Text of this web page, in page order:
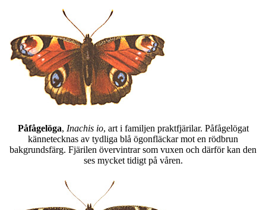
Påfågelöga, Inachis io, art i familjen praktfjärilar. Påfågelögat
kännetecknas av tydliga blå ögonfläckar mot en rödbrun
bakgrundsfärg. Fjärilen övervintrar som vuxen och därför kan den
ses mycket tidigt på våren.